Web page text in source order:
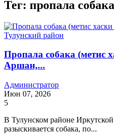
Тег: пропала собака
Пропала собака (метис
Аршан,...
Администратор
Июн 07, 2026
5
В Тулунском районе
разыскивается собака, по...